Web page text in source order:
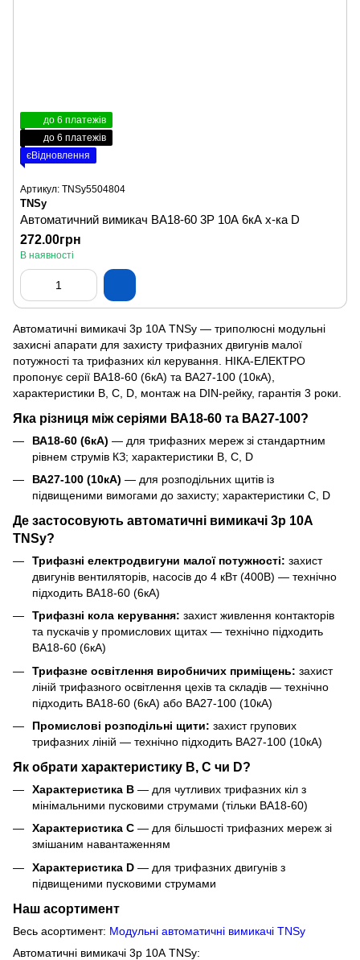
до 6 платежів
до 6 платежів
єВідновлення
Артикул: TNSy5504804
TNSy
Автоматичний вимикач ВА18-60 3Р 10А 6кА х-ка D
272.00грн
В наявності
Автоматичні вимикачі 3р 10А TNSy — триполюсні модульні
захисні апарати для захисту трифазних двигунів малої
потужності та трифазних кіл керування. НІКА-ЕЛЕКТРО
пропонує серії ВА18-60 (6кА) та ВА27-100 (10кА),
характеристики B, C, D, монтаж на DIN-рейку, гарантія 3 роки.
Яка різниця між серіями ВА18-60 та ВА27-100?
ВА18-60 (6кА) — для трифазних мереж зі стандартним
рівнем струмів КЗ; характеристики B, C, D
ВА27-100 (10кА) — для розподільних щитів із
підвищеними вимогами до захисту; характеристики C, D
Де застосовують автоматичні вимикачі 3р 10А
TNSy?
Трифазні електродвигуни малої потужності: захист
двигунів вентиляторів, насосів до 4 кВт (400В) — технічно
підходить ВА18-60 (6кА)
Трифазні кола керування: захист живлення контакторів
та пускачів у промислових щитах — технічно підходить
ВА18-60 (6кА)
Трифазне освітлення виробничих приміщень: захист
ліній трифазного освітлення цехів та складів — технічно
підходить ВА18-60 (6кА) або ВА27-100 (10кА)
Промислові розподільні щити: захист групових
трифазних ліній — технічно підходить ВА27-100 (10кА)
Як обрати характеристику B, C чи D?
Характеристика B — для чутливих трифазних кіл з
мінімальними пусковими струмами (тільки ВА18-60)
Характеристика C — для більшості трифазних мереж зі
змішаним навантаженням
Характеристика D — для трифазних двигунів з
підвищеними пусковими струмами
Наш асортимент
Весь асортимент: Модульні автоматичні вимикачі TNSy
Автоматичні вимикачі 3р 10А TNSy: